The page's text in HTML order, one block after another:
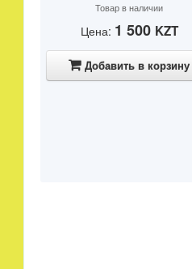
Товар в наличии
Цена: 1 500 KZT
Добавить в корзину